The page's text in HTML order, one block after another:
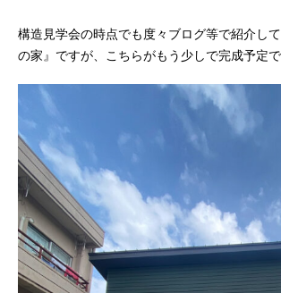
構造見学会の時点でも度々ブログ等で紹介し
の家』ですが、こちらがもう少しで完成予定で